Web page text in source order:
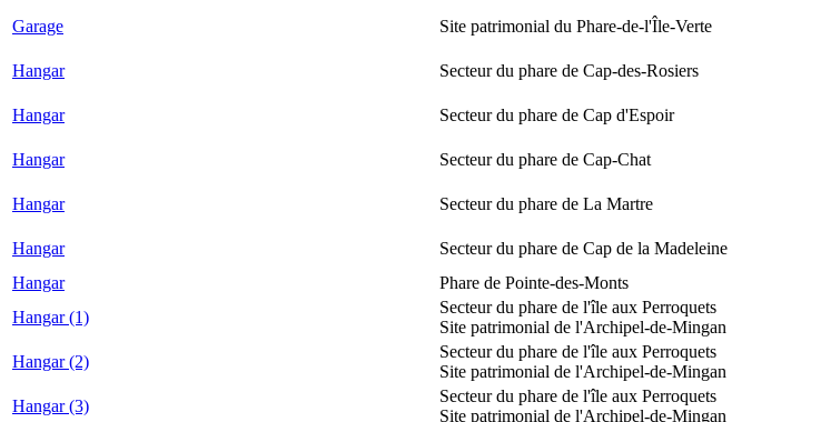
Garage Site patrimonial du Phare-de-l'Île-Verte
Hangar
Secteur du phare de Cap-des-Rosiers
Hangar Secteur du phare de Cap d'Espoir
Hangar Secteur du phare de Cap-Chat
Hangar Secteur du phare de La Martre
Hangar Secteur du phare de Cap de la Madeleine
Hangar
Phare de Pointe-des-Monts
Hangar (1)
Secteur du phare de l'île aux Perroquets
Site patrimonial de l'Archipel-de-Mingan
Hangar (2)
Secteur du phare de l'île aux Perroquets
Site patrimonial de l'Archipel-de-Mingan
Hangar (3)
Secteur du phare de l'île aux Perroquets
Site patrimonial de l'Archipel-de-Mingan